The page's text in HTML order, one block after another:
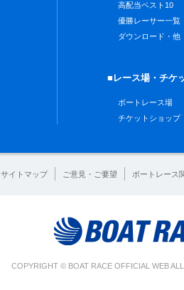
高配当ベスト10
優勝レーサー一覧
ダウンロード・他
■レース場・チケ
ボートレース場
チケットショップ
サイトマップ ご意見・ご要望 ボートレース
COPYRIGHT © BOAT RACE OFFICIAL WEB